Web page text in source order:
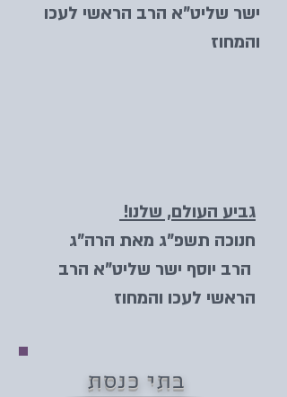
ישר שליט"א הרב הראשי לעכו
והמחוז
גביע העולם, שלנו!
חנוכה תשפ"ג מאת הרה"ג
הרב יוסף ישר שליט"א הרב
הראשי לעכו והמחוז
בתי כנסת